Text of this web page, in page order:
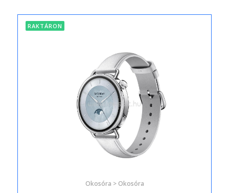
RAKTÁRON
Okosóra > Okosóra